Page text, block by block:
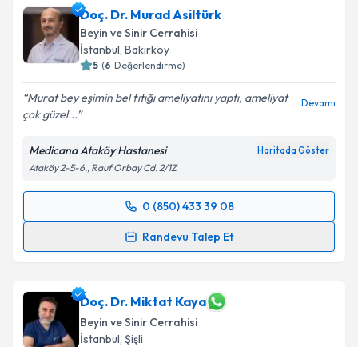
hazırlandığında e-posta ile bilgilendireceğiz.
E-posta Adresiniz
kapsamda işlenmesini kabul ediyorum.
Takvim Talebini Gönder
Doç. Dr. Murad Asiltürk
Beyin ve Sinir Cerrahisi
İstanbul, Bakırköy
5 (6 Değerlendirme)
Murat bey eşimin bel fıtığı ameliyatını yaptı, ameliyat
çok güzel...
Devamı
Medicana Ataköy Hastanesi Haritada Göster
Ataköy 2-5-6., Rauf Orbay Cd. 2/1Z
0 (850) 433 39 08
Randevu Talep Et
Randevu Takvimi Talebi
takvim hazırlandığında e-posta ile bilgilendireceğiz.
E-posta Adresiniz
Doç. Dr. Miktat Kaya
Beyin ve Sinir Cerrahisi
İstanbul, Şişli